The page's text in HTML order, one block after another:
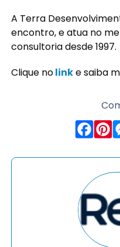
A Terra
encontro, e atua no
consultoria desde 1997.
Clique nolinke saiba